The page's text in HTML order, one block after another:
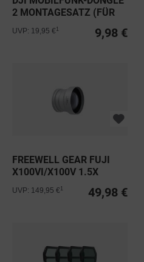
2 MONTAGESATZ (FÜR
9,98 €
UVP: 19,95 €
FREEWELL GEAR FUJI
X100VI/X100V 1.5X
TELEOBJEKTIV
49,98 €
UVP: 149,95 €